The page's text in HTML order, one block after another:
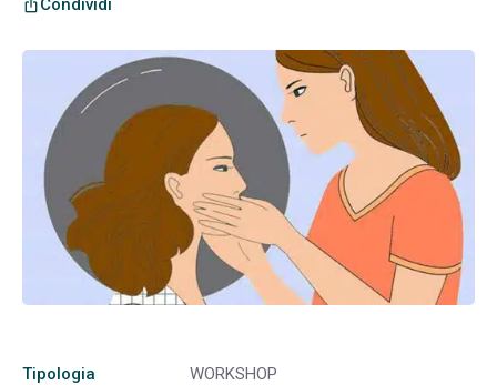
ios_shareCondividi
Tipologia WORKSHOP